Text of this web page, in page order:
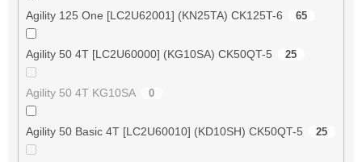
Agility 125 One [LC2U62001] (KN25TA) CK125T-6 65
Agility 50 4T [LC2U60000] (KG10SA) CK50QT-5 25
Agility 50 4T KG10SA 0
Agility 50 Basic 4T [LC2U60010] (KD10SH) CK50QT-5 25